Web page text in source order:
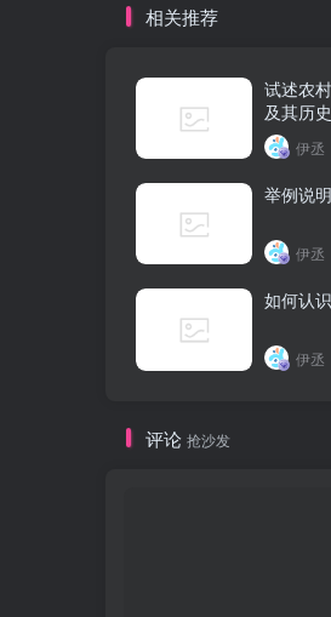
相关推荐
试述农
及其历史
伊丞
举例说
伊丞
如何认
伊丞
评论 抢沙发